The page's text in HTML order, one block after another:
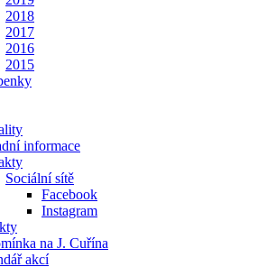
2018
2017
2016
2015
informace
Sociální sítě
Facebook
Instagram
na J. Cuřína
akcí